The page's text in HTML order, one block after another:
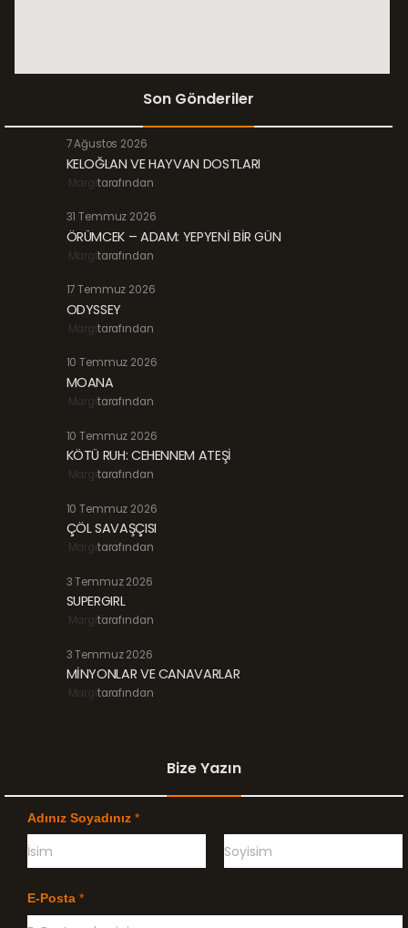
Son Gönderiler
7 Ağustos 2026
KELOĞLAN VE HAYVAN DOSTLARI
Margitarafından
31 Temmuz 2026
ÖRÜMCEK – ADAM: YEPYENİ BİR GÜN
Margitarafından
17 Temmuz 2026
ODYSSEY
Margitarafından
10 Temmuz 2026
MOANA
Margitarafından
10 Temmuz 2026
KÖTÜ RUH: CEHENNEM ATEŞİ
Margitarafından
10 Temmuz 2026
ÇÖL SAVAŞÇISI
Margitarafından
3 Temmuz 2026
SUPERGIRL
Margitarafından
3 Temmuz 2026
MİNYONLAR VE CANAVARLAR
Margitarafından
Bize Yazın
Adınız Soyadınız *
c
e
e
E-Posta *